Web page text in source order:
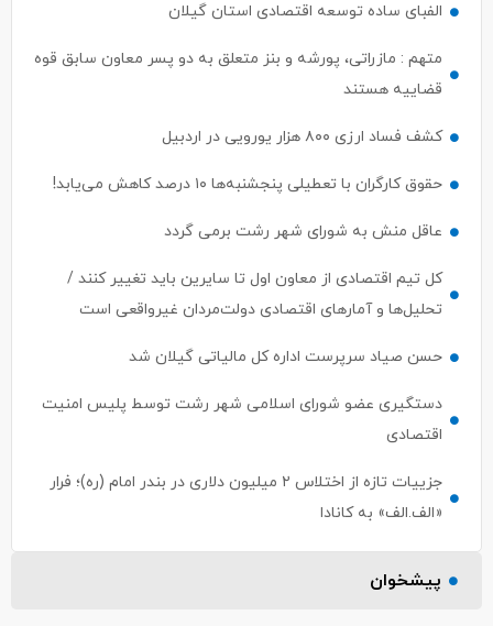
الفبای ساده توسعه اقتصادی استان گیلان
متهم : مازراتی، پورشه و بنز متعلق به دو پسر معاون سابق قوه
قضاییه هستند
کشف فساد ارزی ۸۰۰ هزار یورویی در اردبیل
حقوق کارگران با تعطیلی پنجشنبه‌ها ۱۰ درصد کاهش می‌یابد!
عاقل منش به شورای شهر رشت برمی گردد
کل تیم اقتصادی از معاون اول تا سایرین باید تغییر کنند /
تحلیل‌ها و آمارهای اقتصادی دولت‌مردان غیرواقعی است
حسن صیاد سرپرست اداره کل مالیاتی گیلان شد
دستگیری عضو شورای اسلامی شهر رشت توسط پلیس امنیت
اقتصادی
جزییات تازه از اختلاس ۲ میلیون دلاری در بندر امام (ره)؛ فرار
«الف.الف» به کانادا
پیشخوان